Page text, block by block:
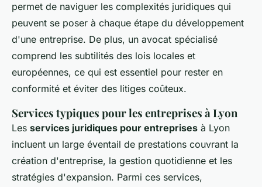
permet de naviguer les complexités juridiques qui
peuvent se poser à chaque étape du développement
d'une entreprise. De plus, un avocat spécialisé
comprend les subtilités des lois locales et
européennes, ce qui est essentiel pour rester en
conformité et éviter des litiges coûteux.
Services typiques pour les entreprises à Lyon
Les services juridiques pour entreprises à Lyon
incluent un large éventail de prestations couvrant la
création d'entreprise, la gestion quotidienne et les
stratégies d'expansion. Parmi ces services,